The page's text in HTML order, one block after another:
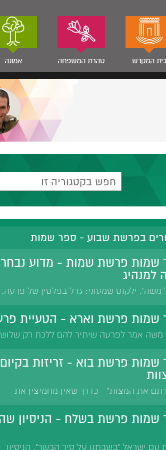
בית המקדש טהרת המשפחה אמונה
בפרשת שבוע - ספר שמות
שמות פרשת שמות - מדוע נבחר
למנהיג
משה'. ילקוט שמעוני: גדל בפלטין של פרעה.
נבוכים. הנצי'ב, העמק דבר. מהר'ל, גבורות ה'.
טוקצינסקי, עיר הקודש והמקדש. הרב קוק,
שמות פרשת וארא - הטעיית
משה אמר לפרעה שיתיר להם ללכת רק
שמות פרשת בוא - זריזות בקיום
את המצות" - כדרך שאין מחמיצין את
זריזות בהמלכת שלמה. עליית רבי זירא
מהירות אצל אברהם, רבקה ואמו של שמשון.
שמות פרשת בשלח - הניסיון
עם ישראל "בשבתנו על סיר הבשר". הניסיון